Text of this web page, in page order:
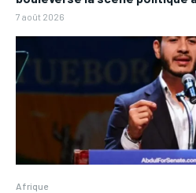
7 août 2026
Afrique